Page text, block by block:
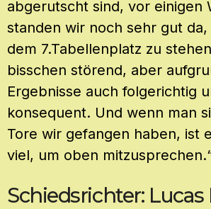
abgerutscht sind, vor einigen
standen wir noch sehr gut
dem 7.Tabellenplatz zu
bisschen störend, aber
Ergebnisse auch folgerichtig
konsequent. Und wenn man
Tore wir gefangen haben, ist
viel, um oben
Schiedsrichter: Lucas